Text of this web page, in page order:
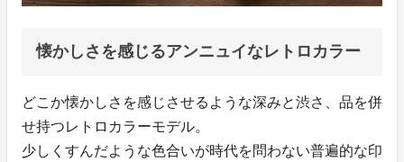
懐かしさを感じるアンニュイなレトロカラー
どこか懐かしさを感じさせるような深みと渋さ、品を併
せ持つレトロカラーモデル。
少しくすんだような色合いが時代を問わない普遍的な印